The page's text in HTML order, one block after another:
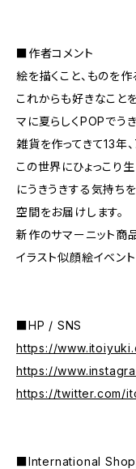
■作者コメント
絵を描くこと、ものを作
これからも好きなこと
マに夏らしくPOPでう
雑貨を作ってきて13年
この世界にひょっこり
にうきうきする気持ち
空間をお届けします。
新作のサマーニット商
イラスト似顔絵イベン
■HP / SNS
https://
https://
https://twitter.com/
■International